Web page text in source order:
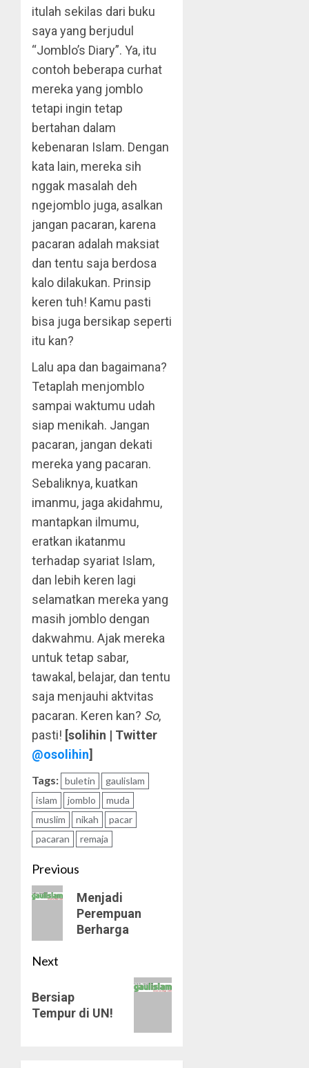
itulah sekilas dari buku
saya yang berjudul
“Jomblo’s Diary”. Ya, itu
contoh beberapa curhat
mereka yang jomblo
tetapi ingin tetap
bertahan dalam
kebenaran Islam. Dengan
kata lain, mereka sih
nggak masalah deh
ngejomblo juga, asalkan
jangan pacaran, karena
pacaran adalah maksiat
dan tentu saja berdosa
kalo dilakukan. Prinsip
keren tuh! Kamu pasti
bisa juga bersikap seperti
itu kan?
Lalu apa dan bagaimana?
Tetaplah menjomblo
sampai waktumu udah
siap menikah. Jangan
pacaran, jangan dekati
mereka yang pacaran.
Sebaliknya, kuatkan
imanmu, jaga akidahmu,
mantapkan ilmumu,
eratkan ikatanmu
terhadap syariat Islam,
dan lebih keren lagi
selamatkan mereka yang
masih jomblo dengan
dakwahmu. Ajak mereka
untuk tetap sabar,
tawakal, belajar, dan tentu
saja menjauhi aktvitas
pacaran. Keren kan? So,
pasti! [solihin | Twitter
@osolihin]
Tags: buletin
gaulislam
islam
jomblo
muda
muslim
nikah
pacar
pacaran
remaja
Post
navigation
Previous
PreviousMenjadi
Perempuan
Berharga
Next
post:
Bersiap
Tempur di UN!